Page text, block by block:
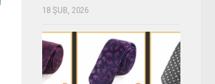
18 ŞUB, 2026